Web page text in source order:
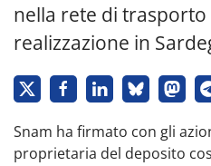
nella rete di trasporto
realizzazione in
Snam ha firmato con gli
proprietaria del deposito